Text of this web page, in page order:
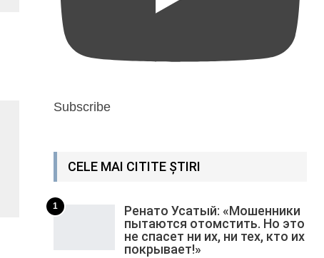
Subscribe
CELE MAI CITITE ȘTIRI
1
Ренато Усатый: «Мошенники
пытаются отомстить. Но это
не спасет ни их, ни тех, кто их
покрывает!»